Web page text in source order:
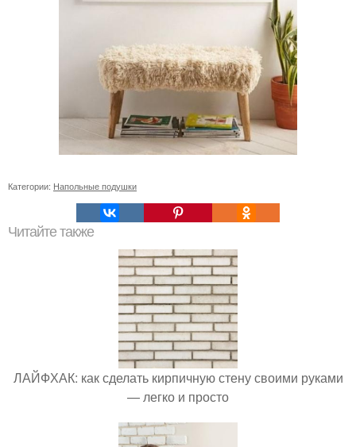
Категории: Напольные подушки
Читайте также
ЛАЙФХАК: как сделать кирпичную стену своими руками
— легко и просто